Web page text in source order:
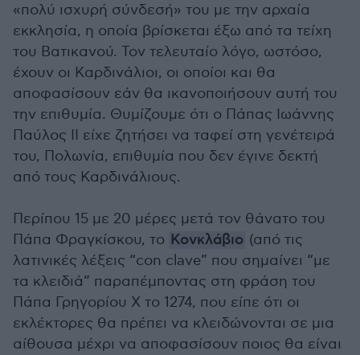
«πολύ ισχυρή σύνδεσή» του με την αρχαία
εκκλησία, η οποία βρίσκεται έξω από τα τείχη
του Βατικανού. Τον τελευταίο λόγο, ωστόσο,
έχουν οι Καρδινάλιοι, οι οποίοι και θα
αποφασίσουν εάν θα ικανοποιήσουν αυτή του
την επιθυμία. Θυμίζουμε ότι ο Πάπας Ιωάννης
Παύλος ΙΙ είχε ζητήσει να ταφεί στη γενέτειρά
του, Πολωνία, επιθυμία που δεν έγινε δεκτή
από τους Καρδινάλιους.
Περίπου 15 με 20 μέρες μετά τον θάνατο του
Πάπα Φραγκίσκου, το Κονκλάβιο (από τις
λατινικές λέξεις “con clave” που σημαίνει “με
τα κλειδιά” παραπέμποντας στη φράση του
Πάπα Γρηγορίου Χ το 1274, που είπε ότι οι
εκλέκτορες θα πρέπει να κλειδώνονται σε μια
αίθουσα μέχρι να αποφασίσουν ποιος θα είναι